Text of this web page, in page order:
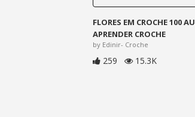
FLORES EM CROCHE 100
APRENDER CROCHE
by Edinir- Croche
259 15.3K